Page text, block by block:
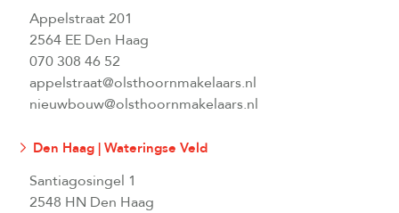
Appelstraat 201
2564 EE Den Haag
070 308 46 52
appelstraat@olsthoornmakelaars.nl
nieuwbouw@olsthoornmakelaars.nl
Den Haag | Wateringse Veld
Santiagosingel 1
2548 HN Den Haag